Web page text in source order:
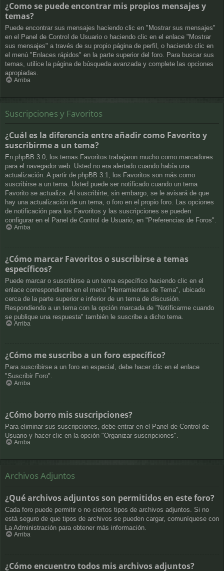
¿Como se puede encontrar mis propios mensajes y
temas?
Puede encontrar sus mensajes haciendo clic en "Mostrar sus mensajes"
en el Panel de Control de Usuario o haciendo clic en el enlace "Mostrar
sus mensajes" a través de su propio página de perfil, o haciendo clic en
el menú "Enlaces rápidos" en la parte superior del foro. Para buscar sus
temas, utilice la página de búsqueda avanzada y complete las opciones
apropiadas.
Arriba
Suscripciones y Favoritos
¿Cuál es la diferencia entre añadir como Favorito y
suscribirme a un tema?
En phpBB 3.0, los temas Favoritos trabajaron mucho como marcadores
para el navegador web. Usted no era alertado cuando había una
actualización. A partir de phpBB 3.1, los Favoritos son más como
suscribirse a un tema. Usted puede ser notificado cuando un tema
Favorito se actualiza. Al suscribirte, sin embargo, se le avisará de que
hay una actualización de un tema, o foro en el propio foro. Las opciones
de notificación para los Favoritos y las suscripciones se pueden
configurar en el Panel de Control de Usuario, en "Preferencias de Foros".
Arriba
¿Cómo marcar Favoritos o suscribirse a temas
específicos?
Puede marcar o suscribirse a un tema específico haciendo clic en el
enlace correspondiente en el menú "Herramientas de Tema", ubicado
cerca de la parte superior e inferior de un tema de discusión.
Respondiendo a un tema con la opción marcada de "Notificarme cuando
se publique una respuesta" también le suscribe a dicho tema.
Arriba
¿Cómo me suscribo a un foro específico?
Para suscribirse a un foro en especial, debe hacer clic en el enlace
"Suscribir Foro".
Arriba
¿Cómo borro mis suscripciones?
Para eliminar sus suscripciones, debe entrar en el Panel de Control de
Usuario y hacer clic en la opción "Organizar suscripciones".
Arriba
Archivos Adjuntos
¿Qué archivos adjuntos son permitidos en este foro?
Cada foro puede permitir o no ciertos tipos de archivos adjuntos. Si no
está seguro de que tipos de archivos se pueden cargar, comuníquese con
La Administración para obtener más información.
Arriba
¿Cómo encuentro todos mis archivos adjuntos?